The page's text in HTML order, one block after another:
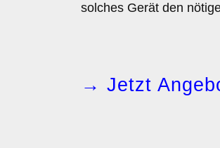
solches Gerät den
→ Jetzt